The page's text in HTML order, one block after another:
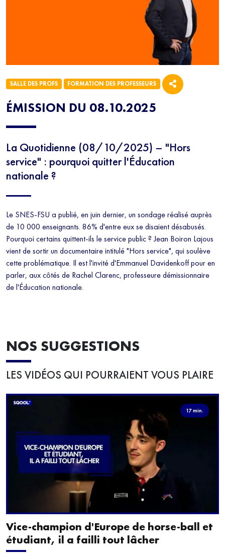
ÉMISSION DU 08.10.2025
La Quotidienne (08/10/2025) – "Hors
service" : pourquoi quitter l'Éducation
nationale ?
Le SNES-FSU a publié, en juin dernier, un sondage réalisé auprès
de 10 000 enseignants. 86% d'entre eux se disaient désabusés.
Pourquoi certains quittent-ils le service public ? Jean Boiron Lajous
vient de sortir un documentaire intitulé "Hors service", qui soulève
cette problématique. Il est l'invité d'Emmanuel Davidenkoff pour en
parler, aux côtés de Rachel Clarenc, professeure démissionnaire
de l'Éducation nationale.
SALLE DES PROFS FORMATION DES PROFESSEURS
NOS SUGGESTIONS
LES VIDÉOS QUI POURRAIENT VOUS PLAIRE
17 min.
Vice-champion d'Europe de horse-ball et
étudiant, il a failli tout lâcher